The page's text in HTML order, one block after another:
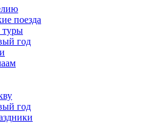
поезда
туры
год
год